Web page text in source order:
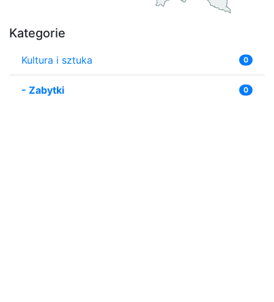
Kategorie
Kultura i sztuka 0
- Zabytki 0